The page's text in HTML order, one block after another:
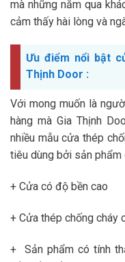
mà những năm qua
cảm thấy hài lòng và
Ưu điểm nổi bật
Thịnh Door :
Với mong muốn là
hàng mà Gia Thịnh
nhiều mẫu cửa thép
tiêu dùng bởi sản
+ Cửa có độ bền cao
+ Cửa thép chống cháy
+ Sản phẩm có tính